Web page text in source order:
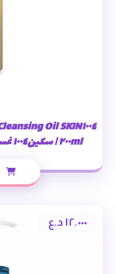
٢٠٠ml | سكين١٠٠٤ غسول سينتيلا زيتي للوجه – ٢٠٠ مل
١٢.٠٠٠ د.ع